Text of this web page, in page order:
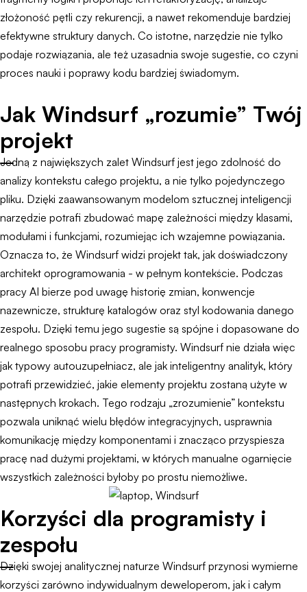
złożoność pętli czy rekurencji, a nawet rekomenduje bardziej
efektywne struktury danych. Co istotne, narzędzie nie tylko
podaje rozwiązania, ale też uzasadnia swoje sugestie, co czyni
proces nauki i poprawy kodu bardziej świadomym.
Jak Windsurf „rozumie” Twój
projekt
Jedną z największych zalet Windsurf jest jego zdolność do
analizy kontekstu całego projektu, a nie tylko pojedynczego
pliku. Dzięki zaawansowanym modelom sztucznej inteligencji
narzędzie potrafi zbudować mapę zależności między klasami,
modułami i funkcjami, rozumiejąc ich wzajemne powiązania.
Oznacza to, że Windsurf widzi projekt tak, jak doświadczony
architekt oprogramowania - w pełnym kontekście. Podczas
pracy AI bierze pod uwagę historię zmian, konwencje
nazewnicze, strukturę katalogów oraz styl kodowania danego
zespołu. Dzięki temu jego sugestie są spójne i dopasowane do
realnego sposobu pracy programisty. Windsurf nie działa więc
jak typowy autouzupełniacz, ale jak inteligentny analityk, który
potrafi przewidzieć, jakie elementy projektu zostaną użyte w
następnych krokach. Tego rodzaju „zrozumienie” kontekstu
pozwala uniknąć wielu błędów integracyjnych, usprawnia
komunikację między komponentami i znacząco przyspiesza
pracę nad dużymi projektami, w których manualne ogarnięcie
wszystkich zależności byłoby po prostu niemożliwe.
Korzyści dla programisty i
zespołu
Dzięki swojej analitycznej naturze Windsurf przynosi wymierne
korzyści zarówno indywidualnym deweloperom, jak i całym